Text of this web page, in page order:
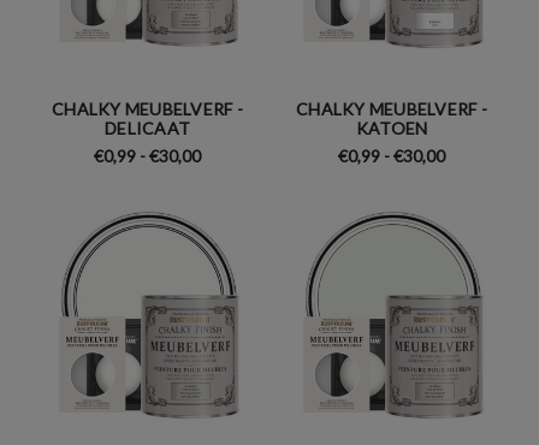
CHALKY MEUBELVERF -
DELICAAT
€0,99 - €30,00
CHALKY MEUBELVERF -
KATOEN
€0,99 - €30,00